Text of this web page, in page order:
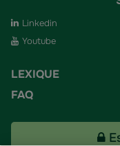
Linkedin
Youtube
LEXIQUE
FAQ